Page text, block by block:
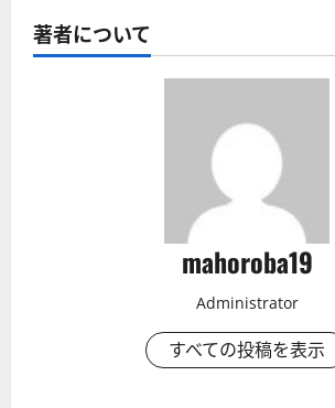
著者について
mahoroba19
Administrator
すべての投稿を表示